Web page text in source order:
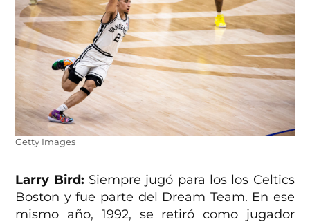
Getty Images
Larry Bird: Siempre jugó para los los Celtics
Boston y fue parte del Dream Team. En ese
mismo año, 1992, se retiró como jugador